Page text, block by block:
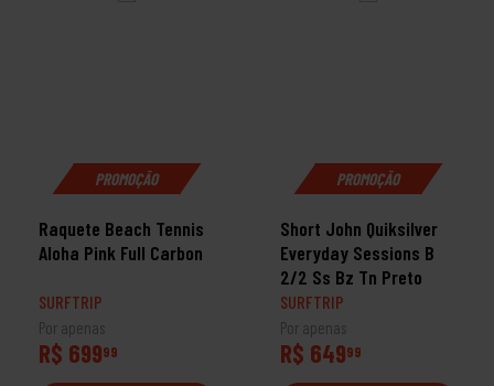
PROMOÇÃO
Raquete Beach Tennis
Aloha Pink Full Carbon
SURFTRIP
Por apenas
R$ 69999
PROMOÇÃO
Short John Quiksilver
Everyday Sessions B
2/2 Ss Bz Tn Preto
SURFTRIP
Por apenas
R$ 64999